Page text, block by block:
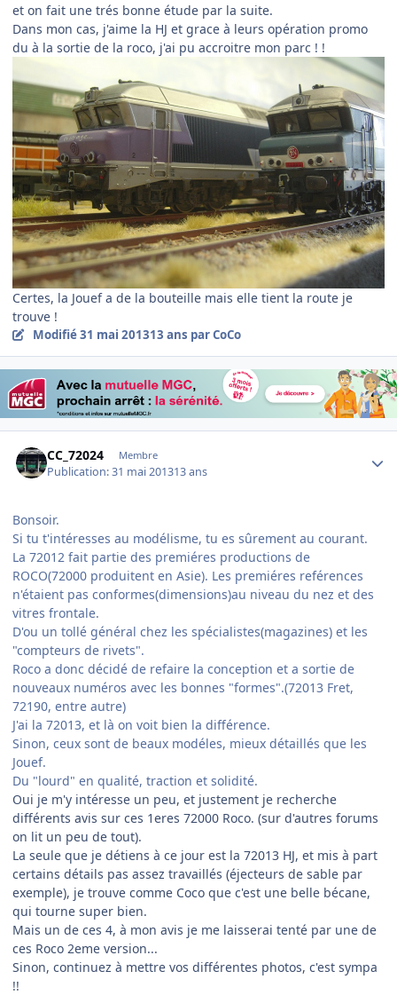
et on fait une trés bonne étude par la suite.
Dans mon cas, j'aime la HJ et grace à leurs opération promo
du à la sortie de la roco, j'ai pu accroitre mon parc ! !
Certes, la Jouef a de la bouteille mais elle tient la route je
trouve !
Modifié31 mai 201313 ans par CoCo
CC_72024 Membre
Publication:31 mai 201313 ans
Bonsoir.
Si tu t'intéresses au modélisme, tu es sûrement au courant.
La 72012 fait partie des premiéres productions de
ROCO(72000 produitent en Asie). Les premiéres reférences
n'étaient pas conformes(dimensions)au niveau du nez et des
vitres frontale.
D'ou un tollé général chez les spécialistes(magazines) et les
"compteurs de rivets".
Roco a donc décidé de refaire la conception et a sortie de
nouveaux numéros avec les bonnes "formes".(72013 Fret,
72190, entre autre)
J'ai la 72013, et là on voit bien la différence.
Sinon, ceux sont de beaux modéles, mieux détaillés que les
Jouef.
Du "lourd" en qualité, traction et solidité.
Oui je m'y intéresse un peu, et justement je recherche
différents avis sur ces 1eres 72000 Roco. (sur d'autres forums
on lit un peu de tout).
La seule que je détiens à ce jour est la 72013 HJ, et mis à part
certains détails pas assez travaillés (éjecteurs de sable par
exemple), je trouve comme Coco que c'est une belle bécane,
qui tourne super bien.
Mais un de ces 4, à mon avis je me laisserai tenté par une de
ces Roco 2eme version...
Sinon, continuez à mettre vos différentes photos, c'est sympa
!!